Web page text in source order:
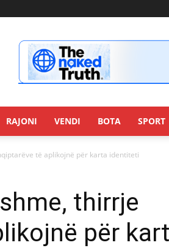
RAJONI VENDI BOTA SPORT
të aplikojnë për karta identiteti
thirrje
për